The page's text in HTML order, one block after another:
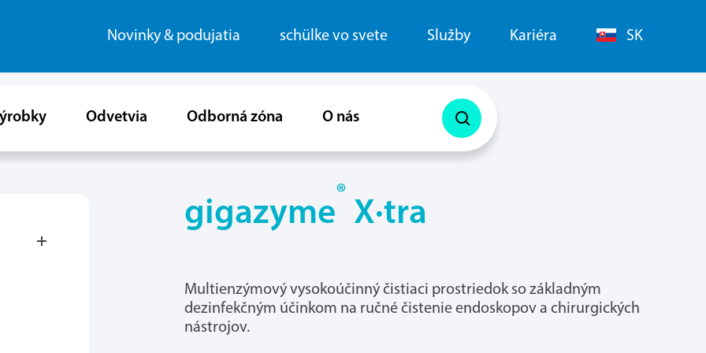
Novinky & podujatia schülke vo svete Služby Kariéra SK
Odvetvia Odborná zóna O nás
gigazyme
®
X·tra
Multienzýmový vysokoúčinný čistiaci prostriedok so základným
dezinfekčným účinkom na ručné čistenie endoskopov a chirurgických
nástrojov.